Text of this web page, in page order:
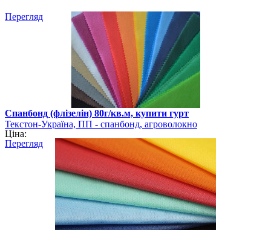
Перегляд
Спанбонд (флізелін) 80г/кв.м, купити гурт
Текстон-Україна, ПП - спанбонд, агроволокно
Ціна:
Перегляд